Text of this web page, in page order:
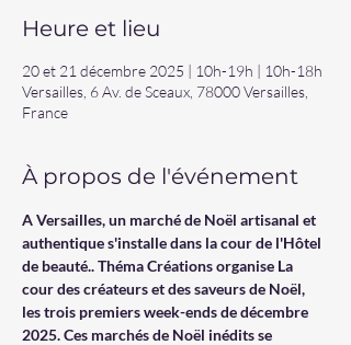
Heure et lieu
20 et 21 décembre 2025 | 10h-19h | 10h-18h
Versailles, 6 Av. de Sceaux, 78000 Versailles,
France
À propos de l'événement
A Versailles, un marché de Noël artisanal et
authentique s'installe dans la cour de l'Hôtel
de beauté.. Théma Créations organise La
cour des créateurs et des saveurs de Noël,
les trois premiers week-ends de décembre
2025. Ces marchés de Noël inédits se